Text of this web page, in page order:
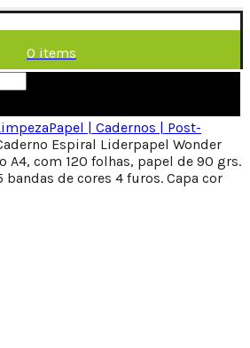
0 items
Papel | Cadernos | Post-
Espiral Liderpapel Wonder
A4, com 120 folhas, papel de 90 grs.
de cores 4 furos. Capa cor